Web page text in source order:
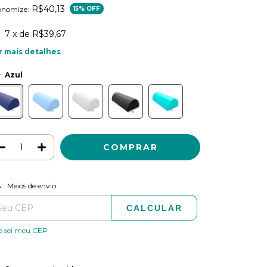
R$40,13 15% OFF
7 x de R$39,67
mais detalhes
Azul
para o CEP:
Meios de envio
CALCULAR
sei meu CEP